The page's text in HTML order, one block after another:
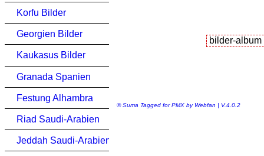
Korfu Bilder
Georgien Bilder
Kaukasus Bilder
Granada Spanien
Festung Alhambra
Riad Saudi-Arabien
Jeddah Saudi-Arabien
© Suma Tagged for PMX by Webfan | V.4.0.2